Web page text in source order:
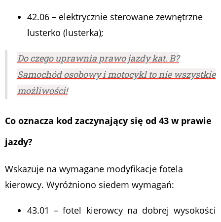
42.06 – elektrycznie sterowane zewnętrzne
lusterko (lusterka);
Do czego uprawnia prawo jazdy kat. B?
Samochód osobowy i motocykl to nie wszystkie
możliwości!
Co oznacza kod zaczynający się od 43 w prawie
jazdy?
Wskazuje na wymagane modyfikacje fotela
kierowcy. Wyróżniono siedem wymagań:
43.01 – fotel kierowcy na dobrej wysokości